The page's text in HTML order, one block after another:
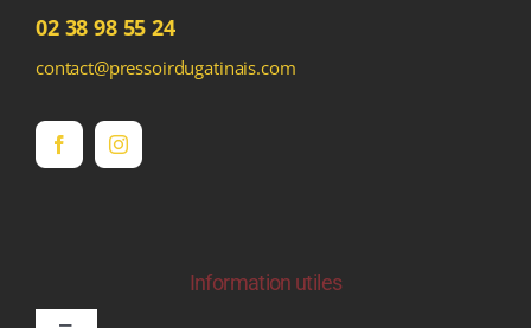
02 38 98 55 24
contact@pressoirdugatinais.com
Information utiles